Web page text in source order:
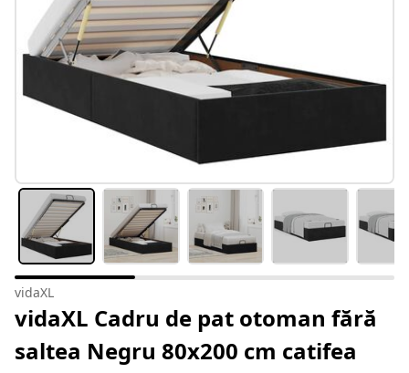
vidaXL
vidaXL Cadru de pat otoman fără
saltea Negru 80x200 cm catifea